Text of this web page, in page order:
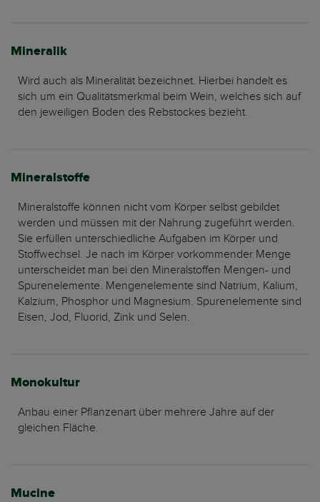
Mineralik
Wird auch als Mineralität bezeichnet. Hierbei handelt es
sich um ein Qualitätsmerkmal beim Wein, welches sich auf
den jeweiligen Boden des Rebstockes bezieht.
Mineralstoffe
Mineralstoffe können nicht vom Körper selbst gebildet
werden und müssen mit der Nahrung zugeführt werden.
Sie erfüllen unterschiedliche Aufgaben im Körper und
Stoffwechsel. Je nach im Körper vorkommender Menge
unterscheidet man bei den Mineralstoffen Mengen- und
Spurenelemente. Mengenelemente sind Natrium, Kalium,
Kalzium, Phosphor und Magnesium. Spurenelemente sind
Eisen, Jod, Fluorid, Zink und Selen.
Monokultur
Anbau einer Pflanzenart über mehrere Jahre auf der
gleichen Fläche.
Mucine